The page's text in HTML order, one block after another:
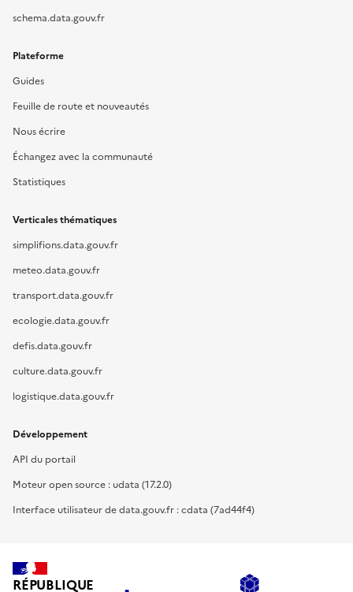
schema.data.gouv.fr
Plateforme
Guides
Feuille de route et nouveautés
Nous écrire
Échangez avec la communauté
Statistiques
Verticales thématiques
simplifions.data.gouv.fr
meteo.data.gouv.fr
transport.data.gouv.fr
ecologie.data.gouv.fr
defis.data.gouv.fr
culture.data.gouv.fr
logistique.data.gouv.fr
Développement
API du portail
Moteur open source : udata (17.2.0)
Interface utilisateur de data.gouv.fr : cdata (7ad44f4)
RÉPUBLIQUE